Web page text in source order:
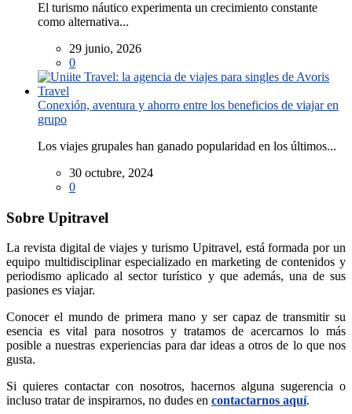
El turismo náutico experimenta un crecimiento constante
como alternativa...
29 junio, 2026
0
Conexión, aventura y ahorro entre los beneficios de viajar en
grupo
Los viajes grupales han ganado popularidad en los últimos...
30 octubre, 2024
0
Sobre Upitravel
La revista digital de viajes y turismo Upitravel, está formada por un
equipo multidisciplinar especializado en marketing de contenidos y
periodismo aplicado al sector turístico y que además, una de sus
pasiones es viajar.
Conocer el mundo de primera mano y ser capaz de transmitir su
esencia es vital para nosotros y tratamos de acercarnos lo más
posible a nuestras experiencias para dar ideas a otros de lo que nos
gusta.
Si quieres contactar con nosotros, hacernos alguna sugerencia o
incluso tratar de inspirarnos, no dudes en contactarnos aquí.